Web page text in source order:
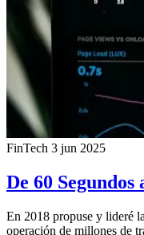
FinTech 3 jun 2025
De 60
En 2018 propuse y lideré
operación de millones de